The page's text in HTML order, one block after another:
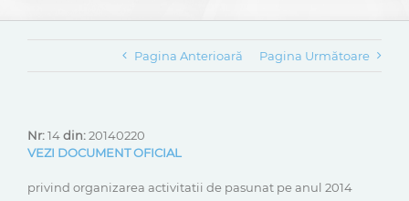
Pagina Anterioară Pagina Următoare
Nr:14din:20140220
VEZI DOCUMENT OFICIAL
privind organizarea activitatii de pasunat pe anul 2014